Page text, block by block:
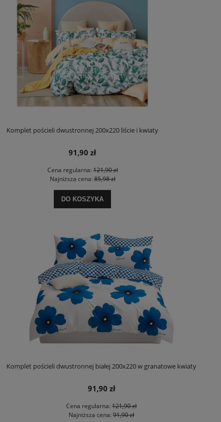
Komplet pościeli dwustronnej 200x220 liście i kwiaty
91,90 zł
Cena regularna:121,90 zł
Najniższa cena:85,98 zł
DO KOSZYKA
Komplet pościeli dwustronnej białej 200x220 w granatowe kwiaty
91,90 zł
Cena regularna: 121,90 zł
Najniższa cena: 91,90 zł